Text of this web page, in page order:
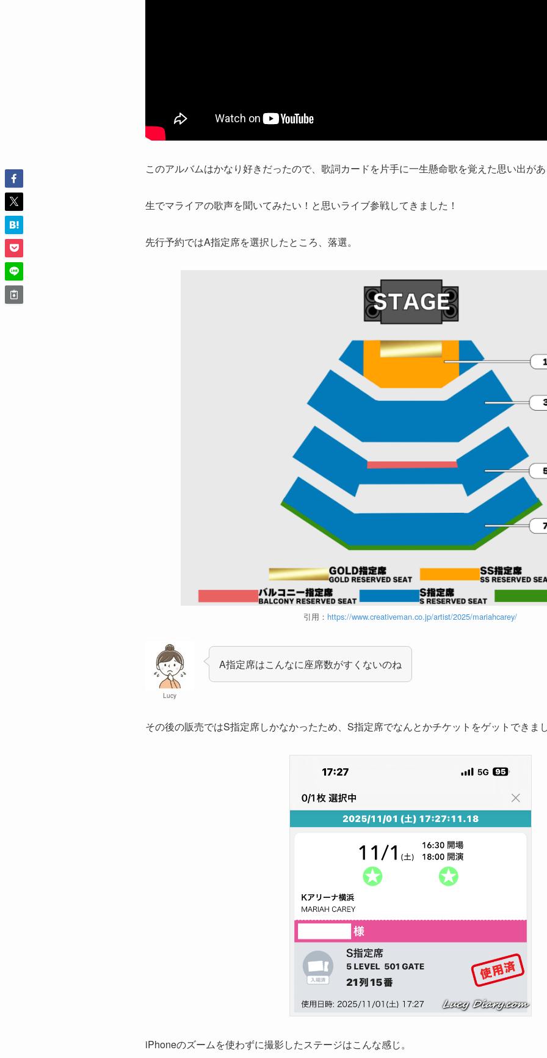
このアルバムはかなり好きだったので、歌詞カードを片手に一生懸命歌を覚えた思い出が
生でマライアの歌声を聞いてみたい！と思いライブ参戦してきました！
先行予約ではA指定席を選択したところ、落選。
引用： https://www.creativeman.co.jp/artist/2025/mariahcarey/
Lucy
A指定席はこんなに座席数がすくないのね
その後の販売ではS指定席しかなかったため、S指定席でなんとかチケットをゲットできま
iPhoneのズームを使わずに撮影したステージはこんな感じ。